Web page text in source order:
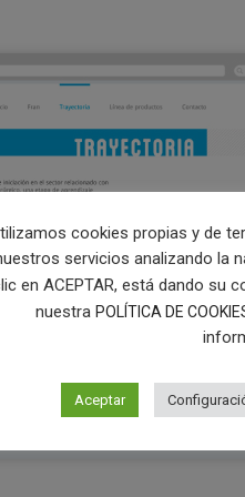
cookies propias y de
servicios analizando la
en ACEPTAR, está dando su
nuestra POLÍTICA DE
Aceptar